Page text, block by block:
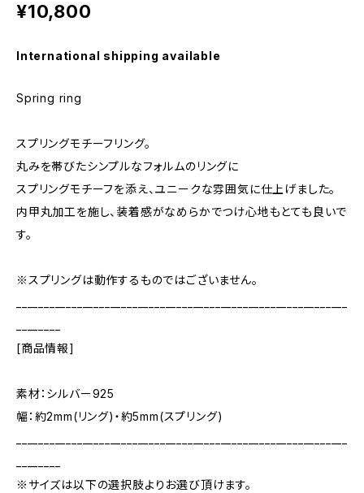
¥10,800
International shipping available
Spring ring
スプリングモチーフリング。
丸みを帯びたシンプルなフォルムのリングに
スプリングモチーフを添え、ユニークな雰囲気に仕上げました。
内甲丸加工を施し、装着感がなめらかでつけ心地もとても良いで
す。
※スプリングは動作するものではございません。
[商品情報]
素材：シルバー925
幅：約2mm(リング)・約5mm(スプリング)
※サイズは以下の選択肢よりお選び頂けます。